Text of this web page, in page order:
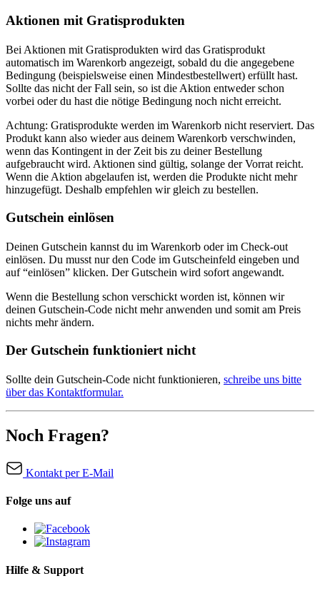
Aktionen mit Gratisprodukten
Bei Aktionen mit Gratisprodukten wird das Gratisprodukt
automatisch im Warenkorb angezeigt, sobald du die angegebene
Bedingung (beispielsweise einen Mindestbestellwert) erfüllt hast.
Sollte das nicht der Fall sein, so ist die Aktion entweder schon
vorbei oder du hast die nötige Bedingung noch nicht erreicht.
Achtung: Gratisprodukte werden im Warenkorb nicht reserviert. Das
Produkt kann also wieder aus deinem Warenkorb verschwinden,
wenn das Kontingent in der Zeit bis zu deiner Bestellung
aufgebraucht wird. Aktionen sind gültig, solange der Vorrat reicht.
Wenn die Aktion abgelaufen ist, werden die Produkte nicht mehr
hinzugefügt. Deshalb empfehlen wir gleich zu bestellen.
Gutschein einlösen
Deinen Gutschein kannst du im Warenkorb oder im Check-out
einlösen. Du musst nur den Code im Gutscheinfeld eingeben und
auf “einlösen” klicken. Der Gutschein wird sofort angewandt.
Wenn die Bestellung schon verschickt worden ist, können wir
deinen Gutschein-Code nicht mehr anwenden und somit am Preis
nichts mehr ändern.
Der Gutschein funktioniert nicht
Sollte dein Gutschein-Code nicht funktionieren, schreibe uns bitte
über das Kontaktformular.
Noch Fragen?
Kontakt per E-Mail
Folge uns auf
Hilfe & Support